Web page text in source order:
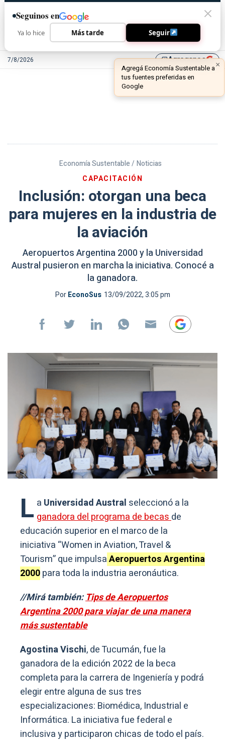
7/8/2026 library_addAgreganos
Economía Sustentable / Noticias
CAPACITACIÓN
Inclusión: otorgan una beca
para mujeres en la industria de
la aviación
Aeropuertos Argentina 2000 y la Universidad
Austral pusieron en marcha la iniciativa. Conocé a
la ganadora.
PorEconoSus 13/09/2022, 3:05 pm
L a Universidad Austral seleccionó a la
ganadora del programa de becasde
educación superior en el marco de la
iniciativa “Women in Aviation, Travel &
Tourism” que impulsaAeropuertos Argentina
2000para toda la industria aeronáutica.
//Mirá también:Tips de Aeropuertos
Argentina 2000 para viajar de una manera
más sustentable
Agostina Vischi, de Tucumán, fue la
ganadora de la edición 2022 de la beca
completa para la carrera de Ingeniería y podrá
elegir entre alguna de sus tres
especializaciones: Biomédica, Industrial e
Informática. La iniciativa fue federal e
inclusiva y participaron chicas de todo el país.
Seguinos en
Ya lo hice Más tarde Seguir